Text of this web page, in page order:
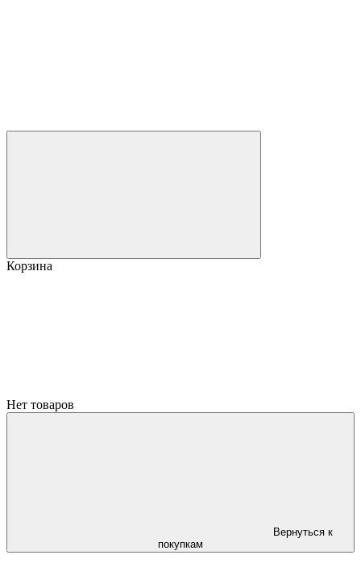
Корзина
Нет товаров
Вернуться к
покупкам